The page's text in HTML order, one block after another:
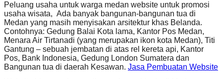
Peluang usaha untuk warga medan website untuk promosi
usaha wisata, Ada banyak bangunan-bangunan tua di
Medan yang masih menyisakan arsitektur khas Belanda.
Contohnya: Gedung Balai Kota lama, Kantor Pos Medan,
Menara Air Tirtanadi (yang merupakan ikon kota Medan), Titi
Gantung – sebuah jembatan di atas rel kereta api, Kantor
Pos, Bank Indonesia, Gedung London Sumatera dan
Bangunan tua di daerah Kesawan. Jasa Pembuatan Website